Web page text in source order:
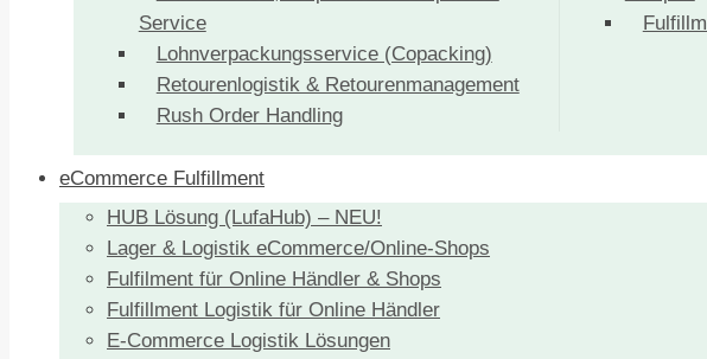
Service
Lohnverpackungsservice (Copacking)
Retourenlogistik & Retourenmanagement
Rush Order Handling
eCommerce Fulfillment
HUB Lösung (LufaHub) – NEU!
Lager & Logistik eCommerce/Online-Shops
Fulfilment für Online Händler & Shops
Fulfillment Logistik für Online Händler
E-Commerce Logistik Lösungen